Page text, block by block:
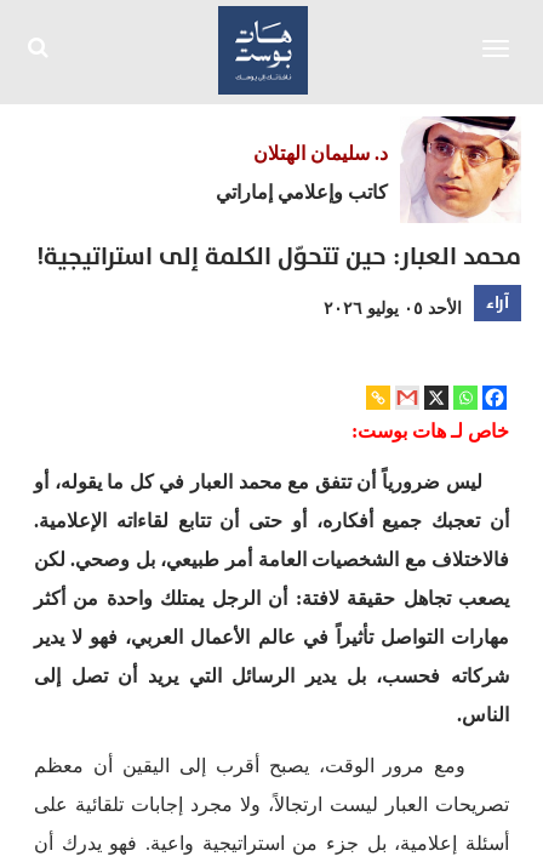
د. سليمان الهتلان
كاتب وإعلامي إماراتي
محمد العبار: حين تتحوّل الكلمة إلى استراتيجية!
آراء الأحد ٠٥ يوليو ٢٠٢٦
خاص لـ هات بوست:
ليس ضرورياً أن تتفق مع محمد العبار في كل ما يقوله، أو
أن تعجبك جميع أفكاره، أو حتى أن تتابع لقاءاته الإعلامية.
فالاختلاف مع الشخصيات العامة أمر طبيعي، بل وصحي. لكن
يصعب تجاهل حقيقة لافتة: أن الرجل يمتلك واحدة من أكثر
مهارات التواصل تأثيراً في عالم الأعمال العربي، فهو لا يدير
شركاته فحسب، بل يدير الرسائل التي يريد أن تصل إلى
الناس.
ومع مرور الوقت، يصبح أقرب إلى اليقين أن معظم
تصريحات العبار ليست ارتجالاً، ولا مجرد إجابات تلقائية على
أسئلة إعلامية، بل جزء من استراتيجية واعية. فهو يدرك أن